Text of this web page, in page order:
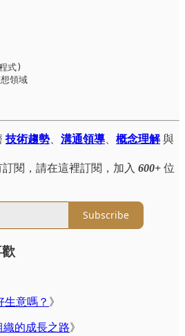
式)
領域
技術趨勢 溝通領導 概念理解 與
閱，請在這裡訂閱，加入 600+ 位
Subscribe
生意嗎？ 》
的成長之路》